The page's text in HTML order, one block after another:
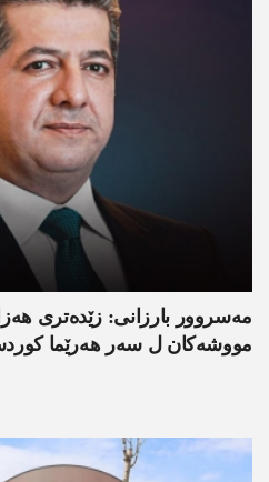
مەسروور بارزانی: زێدەتری
مووشەکان ل سەر ھەرێما